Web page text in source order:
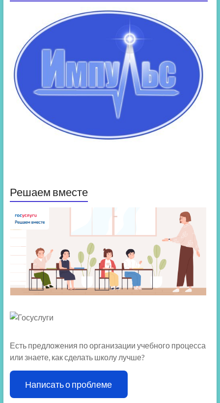
Решаем вместе
Есть предложения по организации учебного процесса
или знаете, как сделать школу лучше?
Написать о проблеме